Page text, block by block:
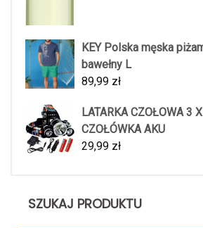
KEY Polska męska
bawełny L
89,99 zł
LATARKA CZOŁOWA 3
CZOŁÓWKA AKU
29,99 zł
SZUKAJ PRODUKTU